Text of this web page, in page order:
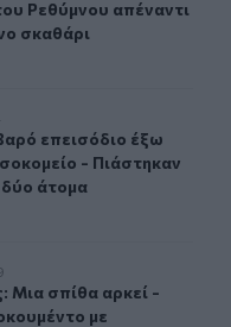
Ρεθύμνου απέναντι
σκαθάρι
από το Νοσοκομείο -
επεισόδιο έξω από
επεισόδιο έξω
- Πιάστηκαν
άτομα
ντοκουμέντο με
Μια σπίθα αρκεί -
Μια σπίθα αρκεί -
με